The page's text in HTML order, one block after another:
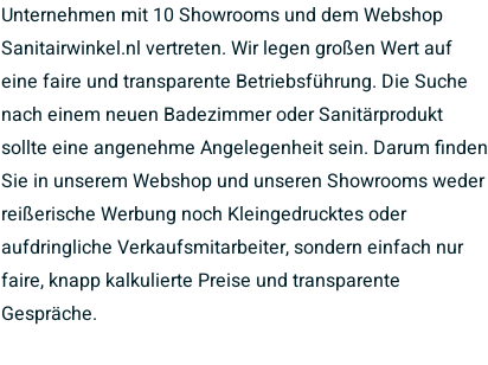
Unternehmen mit 10 Showrooms und dem Webshop
Sanitairwinkel.nl vertreten. Wir legen großen Wert auf
eine faire und transparente Betriebsführung. Die Suche
nach einem neuen Badezimmer oder Sanitärprodukt
sollte eine angenehme Angelegenheit sein. Darum finden
Sie in unserem Webshop und unseren Showrooms weder
reißerische Werbung noch Kleingedrucktes oder
aufdringliche Verkaufsmitarbeiter, sondern einfach nur
faire, knapp kalkulierte Preise und transparente
Gespräche.